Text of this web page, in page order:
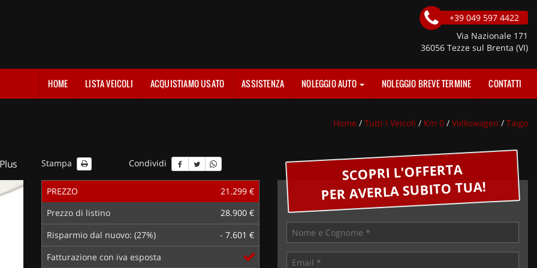
+39 049 597 4422
Via Nazionale 171
36056 Tezze sul Brenta (VI)
HOME LISTA VEICOLI ACQUISTIAMO USATO ASSISTENZA NOLEGGIO AUTO NOLEGGIO BREVE TERMINE CONTATTI
Home / Tutti I Veicoli / Km 0 / Volkswagen / Taigo
Stampa Condividi
PREZZO
21.299 €
Prezzo di listino
28.900 €
Risparmio dal nuovo: (27%)
- 7.601 €
Fatturazione con iva esposta
SCOPRI L'OFFERTA
PER AVERLA SUBITO TUA!